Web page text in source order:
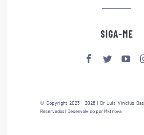
SIGA-ME
© Copyright 2023 - 2026 | Dr Luis Vinícius
Reservados | Desenvolvido por Mktnova